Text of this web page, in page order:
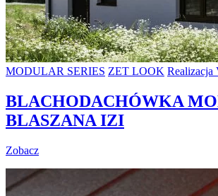
MODULAR SERIES ZET LOOK
BLACHODACHÓWKA
BLASZANA IZI
Zobacz